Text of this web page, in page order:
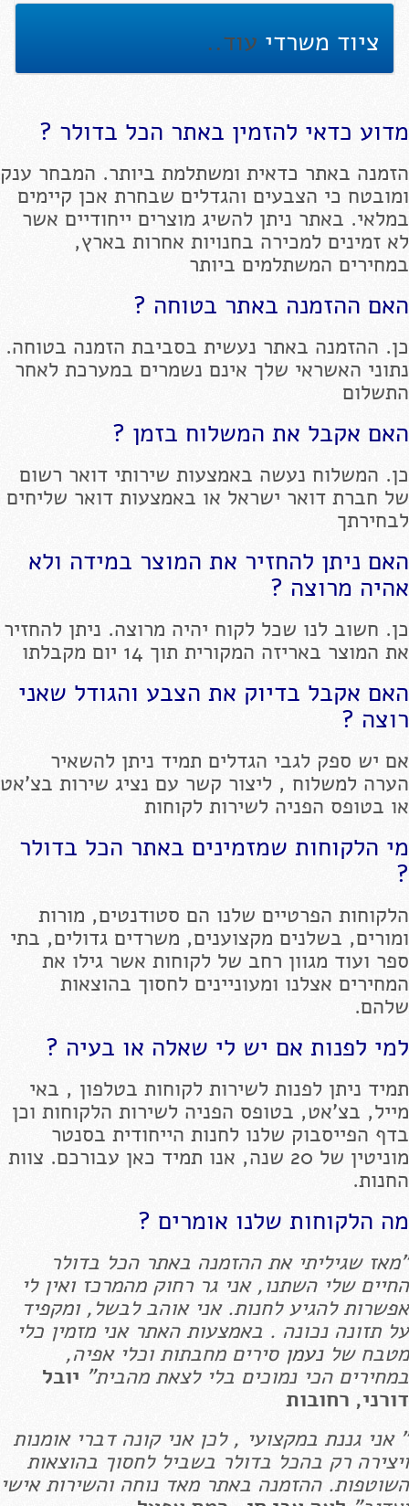
ציוד משרדי עוד..
מדוע כדאי להזמין באתר הכל בדולר ?
הזמנה באתר כדאית ומשתלמת ביותר. המבחר ענק
ומובטח כי הצבעים והגדלים שבחרת אכן קיימים
במלאי. באתר ניתן להשיג מוצרים ייחודיים אשר
לא זמינים למכירה בחנויות אחרות בארץ,
במחירים המשתלמים ביותר
האם ההזמנה באתר בטוחה ?
כן. ההזמנה באתר נעשית בסביבת הזמנה בטוחה.
נתוני האשראי שלך אינם נשמרים במערכת לאחר
התשלום
האם אקבל את המשלוח בזמן ?
כן. המשלוח נעשה באמצעות שירותי דואר רשום
של חברת דואר ישראל או באמצעות דואר שליחים
לבחירתך
האם ניתן להחזיר את המוצר במידה ולא
אהיה מרוצה ?
כן. חשוב לנו שכל לקוח יהיה מרוצה. ניתן להחזיר
את המוצר באריזה המקורית תוך 14 יום מקבלתו
האם אקבל בדיוק את הצבע והגודל שאני
רוצה ?
אם יש ספק לגבי הגדלים תמיד ניתן להשאיר
הערה למשלוח , ליצור קשר עם נציג שירות בצ'אט
או בטופס הפניה לשירות לקוחות
מי הלקוחות שמזמינים באתר הכל בדולר
?
הלקוחות הפרטיים שלנו הם סטודנטים, מורות
ומורים, בשלנים מקצוענים, משרדים גדולים, בתי
ספר ועוד מגוון רחב של לקוחות אשר גילו את
המחירים אצלנו ומעוניינים לחסוך בהוצאות
שלהם.
למי לפנות אם יש לי שאלה או בעיה ?
תמיד ניתן לפנות לשירות לקוחות בטלפון , באי
מייל, בצ'אט, בטופס הפניה לשירות הלקוחות וכן
בדף הפייסבוק שלנו לחנות הייחודית בסנטר
מוניטין של 20 שנה, אנו תמיד כאן עבורכם. צוות
החנות.
מה הלקוחות שלנו אומרים ?
"מאז שגיליתי את ההזמנה באתר הכל בדולר
החיים שלי השתנו, אני גר רחוק מהמרכז ואין לי
אפשרות להגיע לחנות. אני אוהב לבשל, ומקפיד
על תזונה נכונה . באמצעות האתר אני מזמין כלי
מטבח שלנעמןסירים מחבתות וכלי אפיה,
במחירים הכי נמוכים בלי לצאת מהבית" יובל
דורני, רחובות
" אני גננת במקצועי , לכן אני קונה דברי אומנות
ויצירה רק בהכל בדולר בשביל לחסוך בהוצאות
השוטפות. ההזמנה באתר מאד נוחה והשירות אישי